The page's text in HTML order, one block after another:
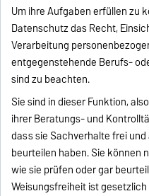
Um ihre Aufgaben erfüllen zu
Datenschutz das Recht,
Verarbeitung
entgegenstehende Berufs-
sind zu beachten.
Sie sind in dieser Funktion,
ihrer Beratungs- und
dass sie Sachverhalte frei
beurteilen haben. Sie können
wie sie prüfen oder gar
Weisungsfreiheit ist